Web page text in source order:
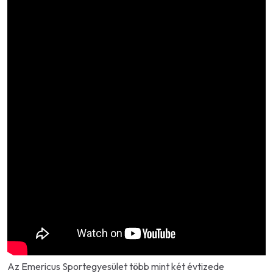
Az Emericus Sportegyesület több mint két évtizede